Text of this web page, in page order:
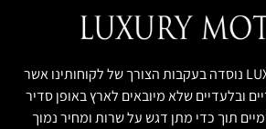
חברת LUXURY MOTORS נוסדה בעקבות הצורך של לקוחותינו אשר
ובלעדיים שלא מיובאים לארץ באופן סדיר
תוך כדי מתן דגש על שרות ומחיר נמוך